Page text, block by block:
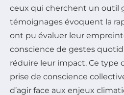
ceux qui cherchent un outil
témoignages évoquent la
ont pu évaluer leur
conscience de gestes
réduire leur impact. Ce type
prise de conscience
d’agir face aux enjeux